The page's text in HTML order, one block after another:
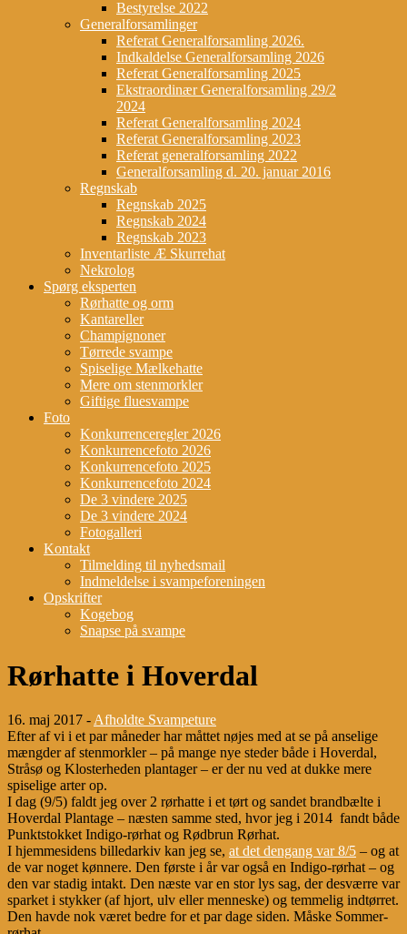
Bestyrelse 2022
Generalforsamlinger
Referat Generalforsamling 2026.
Indkaldelse Generalforsamling 2026
Referat Generalforsamling 2025
Ekstraordinær Generalforsamling 29/2
2024
Referat Generalforsamling 2024
Referat Generalforsamling 2023
Referat generalforsamling 2022
Generalforsamling d. 20. januar 2016
Regnskab
Regnskab 2025
Regnskab 2024
Regnskab 2023
Inventarliste Æ Skurrehat
Nekrolog
Spørg eksperten
Rørhatte og orm
Kantareller
Champignoner
Tørrede svampe
Spiselige Mælkehatte
Mere om stenmorkler
Giftige fluesvampe
Foto
Konkurrenceregler 2026
Konkurrencefoto 2026
Konkurrencefoto 2025
Konkurrencefoto 2024
De 3 vindere 2025
De 3 vindere 2024
Fotogalleri
Kontakt
Tilmelding til nyhedsmail
Indmeldelse i svampeforeningen
Opskrifter
Kogebog
Snapse på svampe
Rørhatte i Hoverdal
16. maj 2017 - Afholdte Svampeture
Efter af vi i et par måneder har måttet nøjes med at se på anselige
mængder af stenmorkler – på mange nye steder både i Hoverdal,
Stråsø og Klosterheden plantager – er der nu ved at dukke mere
spiselige arter op.
I dag (9/5) faldt jeg over 2 rørhatte i et tørt og sandet brandbælte i
Hoverdal Plantage – næsten samme sted, hvor jeg i 2014 fandt både
Punktstokket Indigo-rørhat og Rødbrun Rørhat.
I hjemmesidens billedarkiv kan jeg se, at det dengang var 8/5 – og at
de var noget kønnere. Den første i år var også en Indigo-rørhat – og
den var stadig intakt. Den næste var en stor lys sag, der desværre var
sparket i stykker (af hjort, ulv eller menneske) og temmelig indtørret.
Den havde nok været bedre for et par dage siden. Måske Sommer-